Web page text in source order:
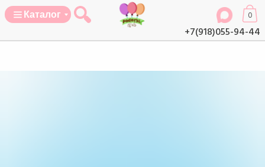
+7(918)055-94-44
0
Каталог